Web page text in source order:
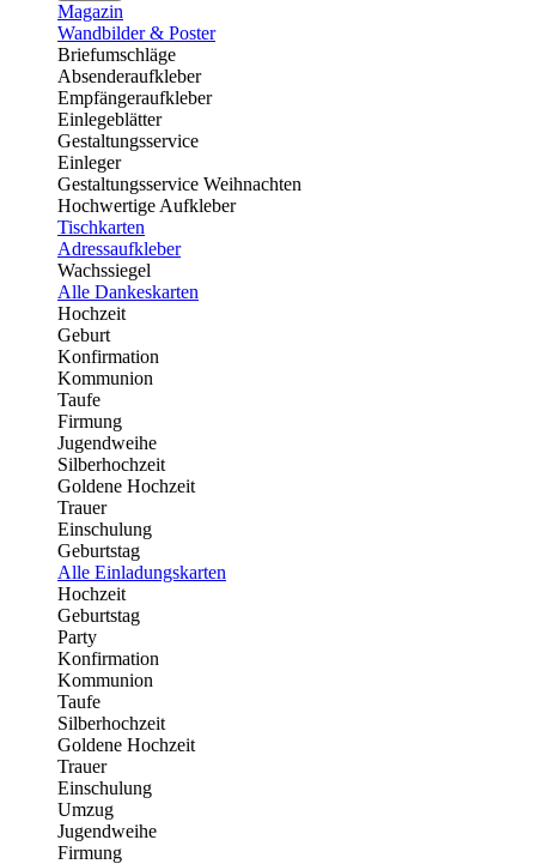
Magazin
Wandbilder & Poster
Briefumschläge
Absenderaufkleber
Empfängeraufkleber
Einlegeblätter
Gestaltungsservice
Einleger
Gestaltungsservice Weihnachten
Hochwertige Aufkleber
Tischkarten
Adressaufkleber
Wachssiegel
Alle Dankeskarten
Hochzeit
Geburt
Konfirmation
Kommunion
Taufe
Firmung
Jugendweihe
Silberhochzeit
Goldene Hochzeit
Trauer
Einschulung
Geburtstag
Alle Einladungskarten
Hochzeit
Geburtstag
Party
Konfirmation
Kommunion
Taufe
Silberhochzeit
Goldene Hochzeit
Trauer
Einschulung
Umzug
Jugendweihe
Firmung